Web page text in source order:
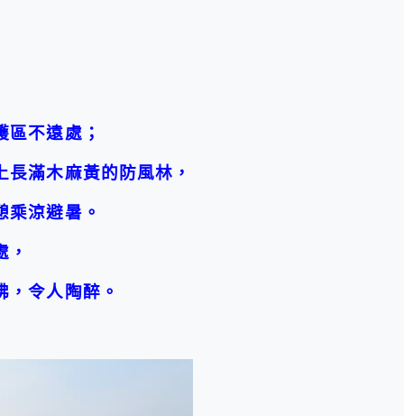
不遠處；
滿木麻黃的防風林，
乘涼避暑。
令人陶醉。